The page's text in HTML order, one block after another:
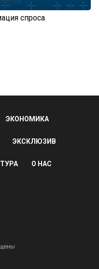
спроса
ЭКОНОМИКА
ЭКСКЛЮЗИВ
О НАС